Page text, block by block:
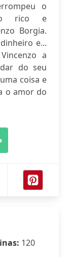
o
rico e
Borgia.
e...
a
do seu
coisa e
o amor do
120